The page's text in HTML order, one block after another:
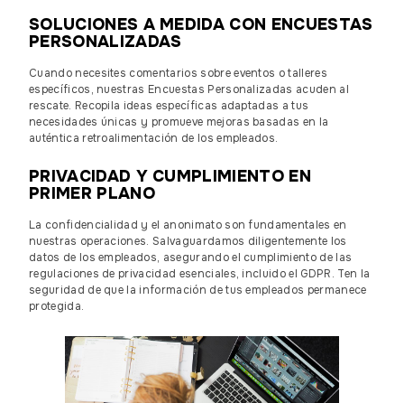
SOLUCIONES A MEDIDA CON ENCUESTAS
PERSONALIZADAS
Cuando necesites comentarios sobre eventos o talleres
específicos, nuestras Encuestas Personalizadas acuden al
rescate. Recopila ideas específicas adaptadas a tus
necesidades únicas y promueve mejoras basadas en la
auténtica retroalimentación de los empleados.
PRIVACIDAD Y CUMPLIMIENTO EN
PRIMER PLANO
La confidencialidad y el anonimato son fundamentales en
nuestras operaciones. Salvaguardamos diligentemente los
datos de los empleados, asegurando el cumplimiento de las
regulaciones de privacidad esenciales, incluido el GDPR. Ten la
seguridad de que la información de tus empleados permanece
protegida.